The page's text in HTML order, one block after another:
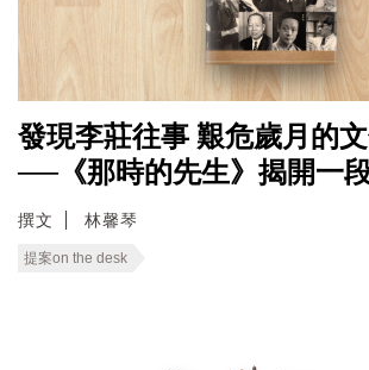
發現李莊往事 艱危歲月的
──《那時的先生》揭開一
撰文 林馨琴
提案on the desk